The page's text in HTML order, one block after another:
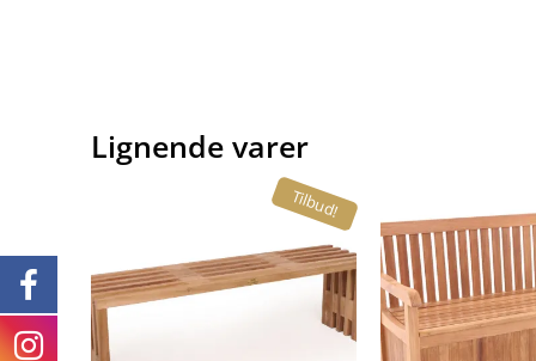
Lignende varer
Tilbud!